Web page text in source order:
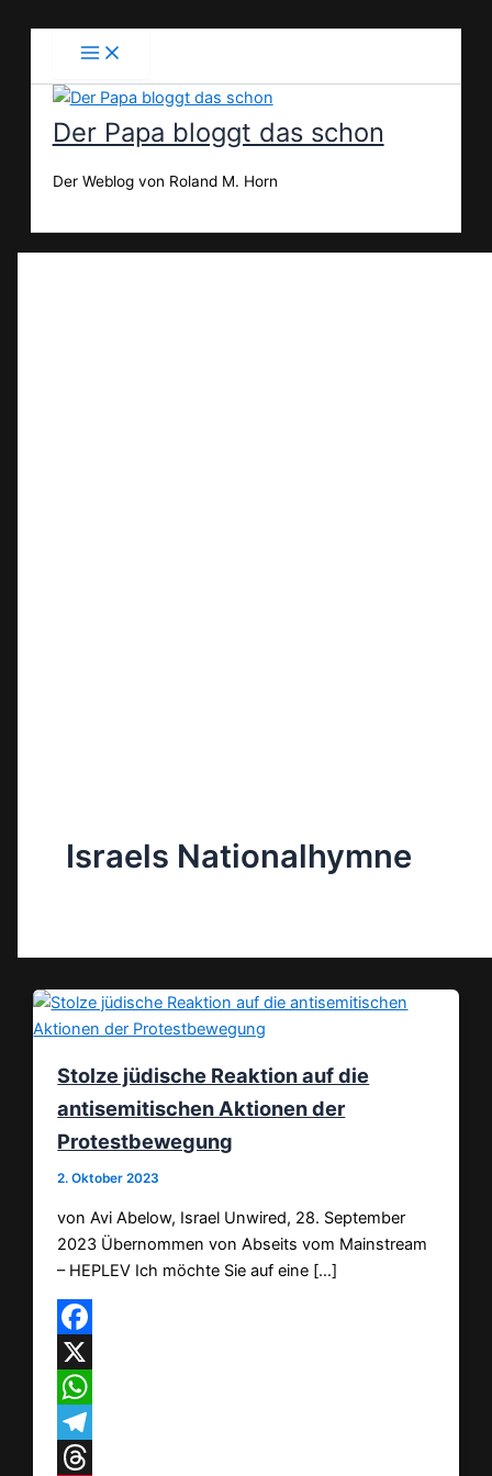
Der Papa bloggt das schon
Der Weblog von Roland M. Horn
Israels Nationalhymne
Stolze jüdische Reaktion auf die
antisemitischen Aktionen der
Protestbewegung
2. Oktober 2023
von Avi Abelow, Israel Unwired, 28. September
2023 Übernommen von Abseits vom Mainstream
– HEPLEV Ich möchte Sie auf eine […]
Facebook
X
WhatsApp
Telegram